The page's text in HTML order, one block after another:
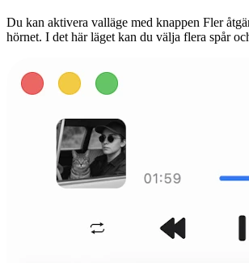
Du kan aktivera valläge med knappen Fler
hörnet. I det här läget kan du välja flera spår